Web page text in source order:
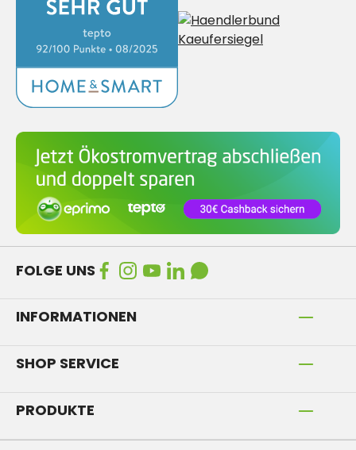
FOLGE UNS
INFORMATIONEN
SHOP SERVICE
PRODUKTE